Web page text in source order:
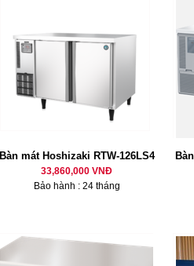
Bàn mát Hoshizaki RTW-126LS4
33,860,000 VNĐ
Bảo hành : 24 tháng